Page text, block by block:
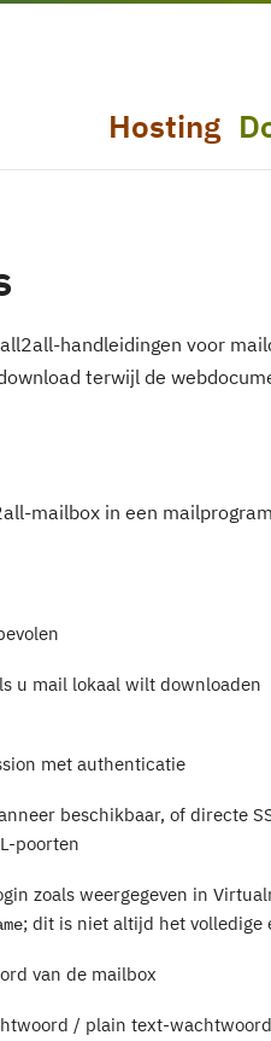
Hosting
handleidingen voor
terwijl de
mailbox in een
u mail lokaal wilt downloaden
met authenticatie
beschikbaar, of directe
poorten
zoals weergegeven in
; dit is niet altijd het volledige
van de mailbox
/ plain text-